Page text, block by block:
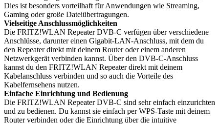
Dies ist besonders vorteilhaft für Anwendungen wie Streaming,
Gaming oder große Dateiübertragungen.
Vielseitige Anschlussmöglichkeiten
Die FRITZ!WLAN Repeater DVB-C verfügen über verschiedene
Anschlüsse, darunter einen Gigabit-LAN-Anschluss, mit dem du
den Repeater direkt mit deinem Router oder einem anderen
Netzwerkgerät verbinden kannst. Über den DVB-C-Anschluss
kannst du den FRITZ!WLAN Repeater direkt mit deinem
Kabelanschluss verbinden und so auch die Vorteile des
Kabelfernsehens nutzen.
Einfache Einrichtung und Bedienung
Die FRITZ!WLAN Repeater DVB-C sind sehr einfach einzurichten
und zu bedienen. Du kannst sie einfach per WPS-Taste mit deinem
Router verbinden oder die Einrichtung über die intuitive